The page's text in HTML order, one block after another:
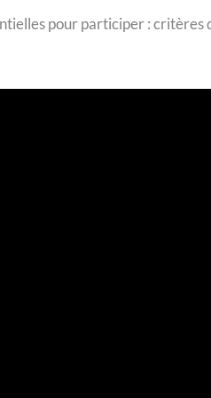
pour participer : critères